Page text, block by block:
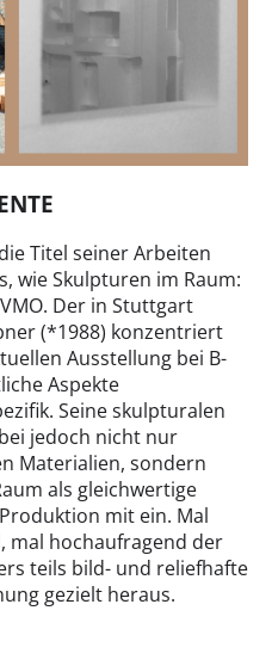
Titel seiner Arbeiten
wie Skulpturen im Raum:
Der in Stuttgart
(*1988) konzentriert
Ausstellung bei B-
Aspekte
Seine skulpturalen
jedoch nicht nur
Materialien, sondern
als gleichwertige
mit ein. Mal
mal hochaufragend der
teils bild- und reliefhafte
gezielt heraus.